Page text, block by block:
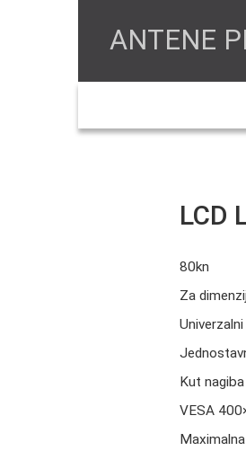
ANTENE
LCD
80kn
Za
Kut
VESA